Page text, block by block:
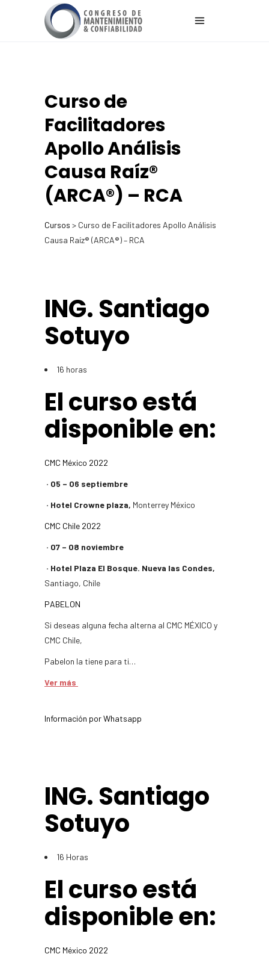
Curso de
Facilitadores
Apollo Análisis
Causa Raíz®
(ARCA®) – RCA​
Cursos > Curso de Facilitadores Apollo Análisis
Causa Raíz® (ARCA®) – RCA
ING. Santiago
Sotuyo
16 horas
El curso está
disponible en:​
CMC México 2022
· 05 – 06 septiembre
· Hotel Crowne plaza, Monterrey México
CMC Chile 2022
· 07 – 08 noviembre
· Hotel Plaza El Bosque. Nueva las Condes,
Santiago, Chile
PABELON
Si deseas alguna fecha alterna al CMC MÉXICO y
CMC Chile,
Pabelon la tiene para ti…
Ver más
Información por Whatsapp
ING. Santiago
Sotuyo
16 Horas
El curso está
disponible en:​
CMC México 2022